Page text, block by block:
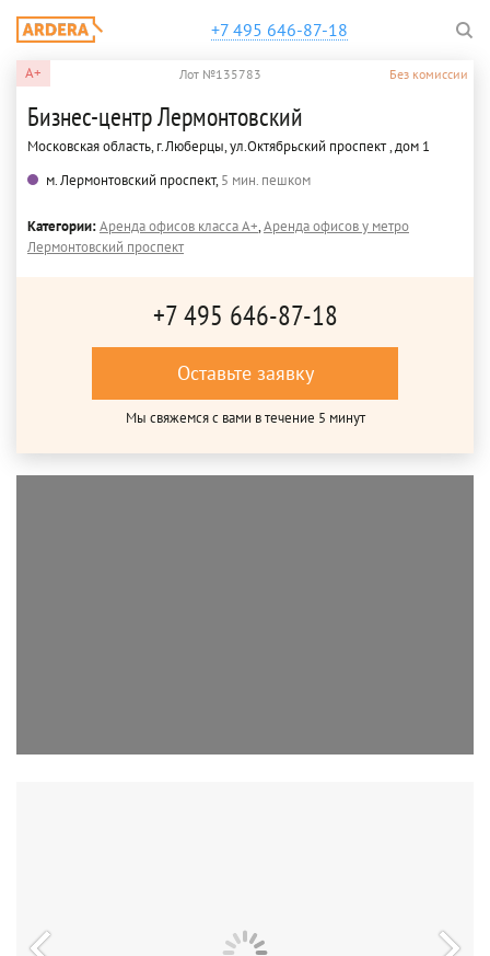
+7 495 646-87-18
A+ Лот №135783 Без комиссии
Бизнес-центр Лермонтовский
Московская область, г.Люберцы, ул.Октябрьский проспект , дом 1
м. Лермонтовский проспект,5 мин. пешком
Категории:Аренда офисов класса A+,Аренда офисов у метро
Лермонтовский проспект
+7 495 646-87-18
Оставьте заявку
Мы свяжемся с вами в течение 5 минут